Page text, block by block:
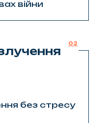
війни
02
без стресу